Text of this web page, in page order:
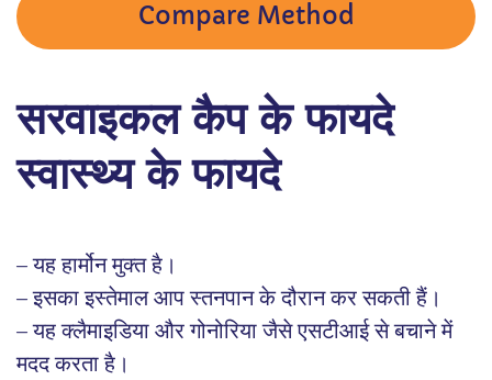
Compare Method
सरवाइकल कैप के फायदे
स्वास्थ्य के फायदे
– यह हार्मोन मुक्त है।
– इसका इस्तेमाल आप स्तनपान के दौरान कर सकती हैं।
– यह क्लैमाइडिया और गोनोरिया जैसे एसटीआई से बचाने में
मदद करता है।